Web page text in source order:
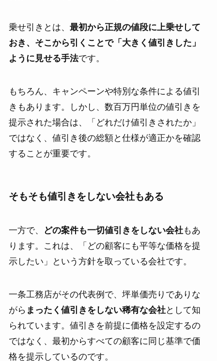
乗せ引きとは、 最初から正規の値段に上乗せして
おき、そこから引くことで「大きく値引きした」
ように見せる手法です。
もちろん、キャンペーンや特別な条件による値引
きもあります。しかし、数百万円単位の値引きを
提示された場合は、「どれだけ値引きされたか」
ではなく、値引き後の総額と仕様が適正かを確認
することが重要です。
そもそも値引きをしない会社もある
一方で、 どの案件も一切値引きをしない会社もあ
ります。これは、「どの顧客にも平等な価格を提
示したい」という方針を取っている会社です。
一条工務店がその代表例で、坪単価売りでありな
がら まったく値引きをしない稀有な会社として知
られています。値引きを前提に価格を設定するの
ではなく、最初からすべての顧客に同じ基準で価
格を提示しているのです。